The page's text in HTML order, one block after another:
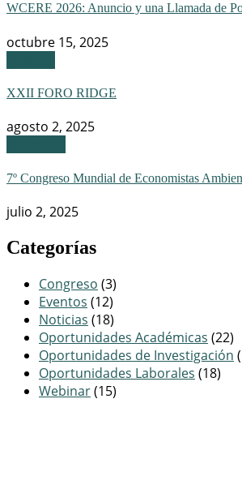
WCERE 2026: Anuncio y una Llamada de
octubre 15, 2025
XXII FORO RIDGE
agosto 2, 2025
7º Congreso Mundial de Economistas
julio 2, 2025
Categorías
Congreso (3)
Eventos (12)
Noticias (18)
Oportunidades Académicas (22)
Oportunidades de Investigación
Oportunidades Laborales (18)
Webinar(15)